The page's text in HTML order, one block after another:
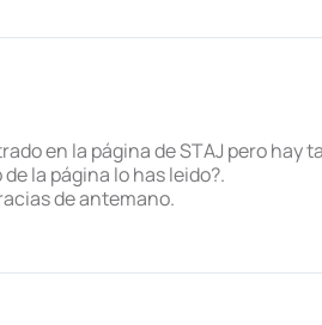
en la página de STAJ pero
la página lo has leido?.
de antemano.